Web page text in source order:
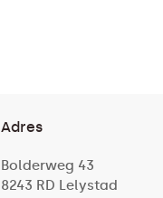
Adres
Bolderweg 43
8243 RD Lelystad